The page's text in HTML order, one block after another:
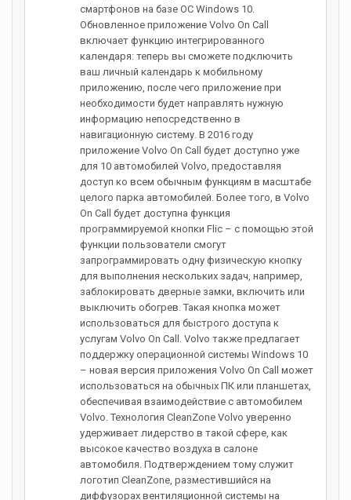
смартфонов на базе ОС Windows 10.
Обновленное приложение Volvo On Call
включает функцию интегрированного
календаря: теперь вы сможете подключить
ваш личный календарь к мобильному
приложению, после чего приложение при
необходимости будет направлять нужную
информацию непосредственно в
навигационную систему. В 2016 году
приложение Volvo On Call будет доступно уже
для 10 автомобилей Volvo, предоставляя
доступ ко всем обычным функциям в масштабе
целого парка автомобилей. Более того, в Volvo
On Call будет доступна функция
программируемой кнопки Flic – с помощью этой
функции пользователи смогут
запрограммировать одну физическую кнопку
для выполнения нескольких задач, например,
заблокировать дверные замки, включить или
выключить обогрев. Такая кнопка может
использоваться для быстрого доступа к
услугам Volvo On Call. Volvo также предлагает
поддержку операционной системы Windows 10
– новая версия приложения Volvo On Call может
использоваться на обычных ПК или планшетах,
обеспечивая взаимодействие с автомобилем
Volvo. Технология CleanZone Volvo уверенно
удерживает лидерство в такой сфере, как
высокое качество воздуха в салоне
автомобиля. Подтверждением тому служит
логотип CleanZone, разместившийся на
диффузорах вентиляционной системы на